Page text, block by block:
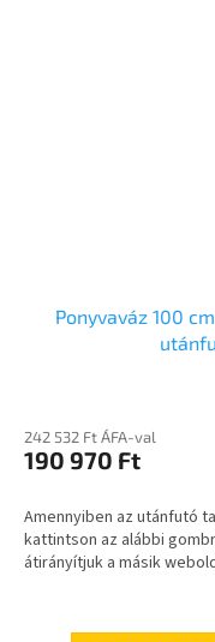
Ponyvaváz 100
242 532 Ft ÁFA-val
190 970 Ft
Amennyiben az utánfutó
kattintson az alábbi
átirányítjuk a másik